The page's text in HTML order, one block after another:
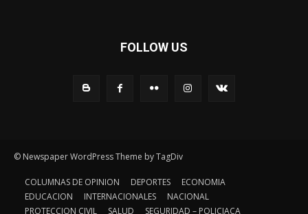
FOLLOW US
© Newspaper WordPress Theme by TagDiv
COLUMNAS DE OPINION DEPORTES
ECONOMIA
EDUCACION
INTERNACIONALES
NACIONAL
PROTECCION CIVIL
SALUD SEGURIDAD – POLICIACA